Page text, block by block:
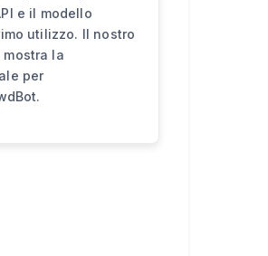
e il modello
utilizzo. Il nostro
la
per